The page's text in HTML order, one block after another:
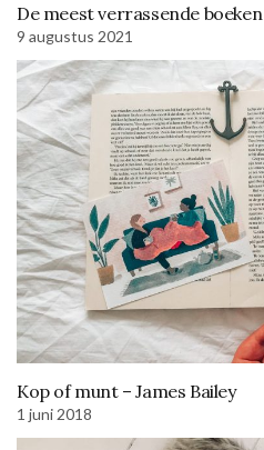
De meest verrassende boeken
9 augustus 2021
Kop of munt – James Bailey
1 juni 2018